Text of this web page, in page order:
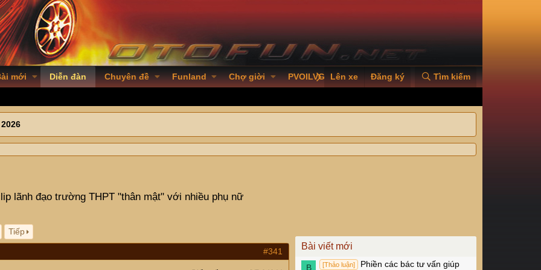
mới Diễn đàn Chuyên đề Funland Chợ giời PVOILVGC2026
Lên xe Đăng ký Tìm kiếm
lãnh đạo trường THPT "thân mật" với nhiều phụ nữ
Tiếp
#341 Bài viết mới
B [Thảo luận]
Phiền các bác tư vấn giúp